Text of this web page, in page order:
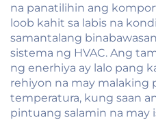
na panatilihin ang
loob kahit sa labis na
samantalang
sistema ng HVAC. Ang
ng enerhiya ay lalo pang
rehiyon na may malaking
temperatura, kung saan
pintuang salamin na may